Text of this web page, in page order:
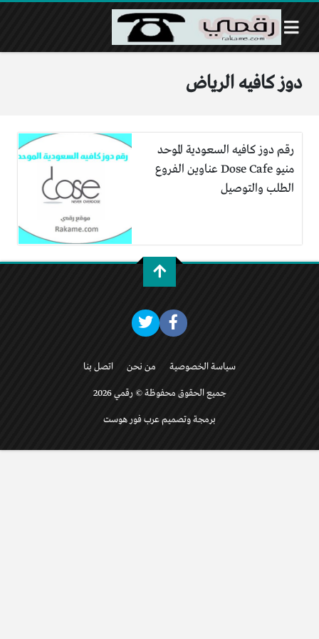
دوز كافيه الرياض
رقم دوز كافيه السعودية الموحد
منيو Dose Cafe عناوين الفروع
الطلب والتوصيل
سياسة الخصوصية من نحن اتصل بنا
جميع الحقوق محفوظة © رقمي 2026
برمجة وتصميم عرب فور هوست